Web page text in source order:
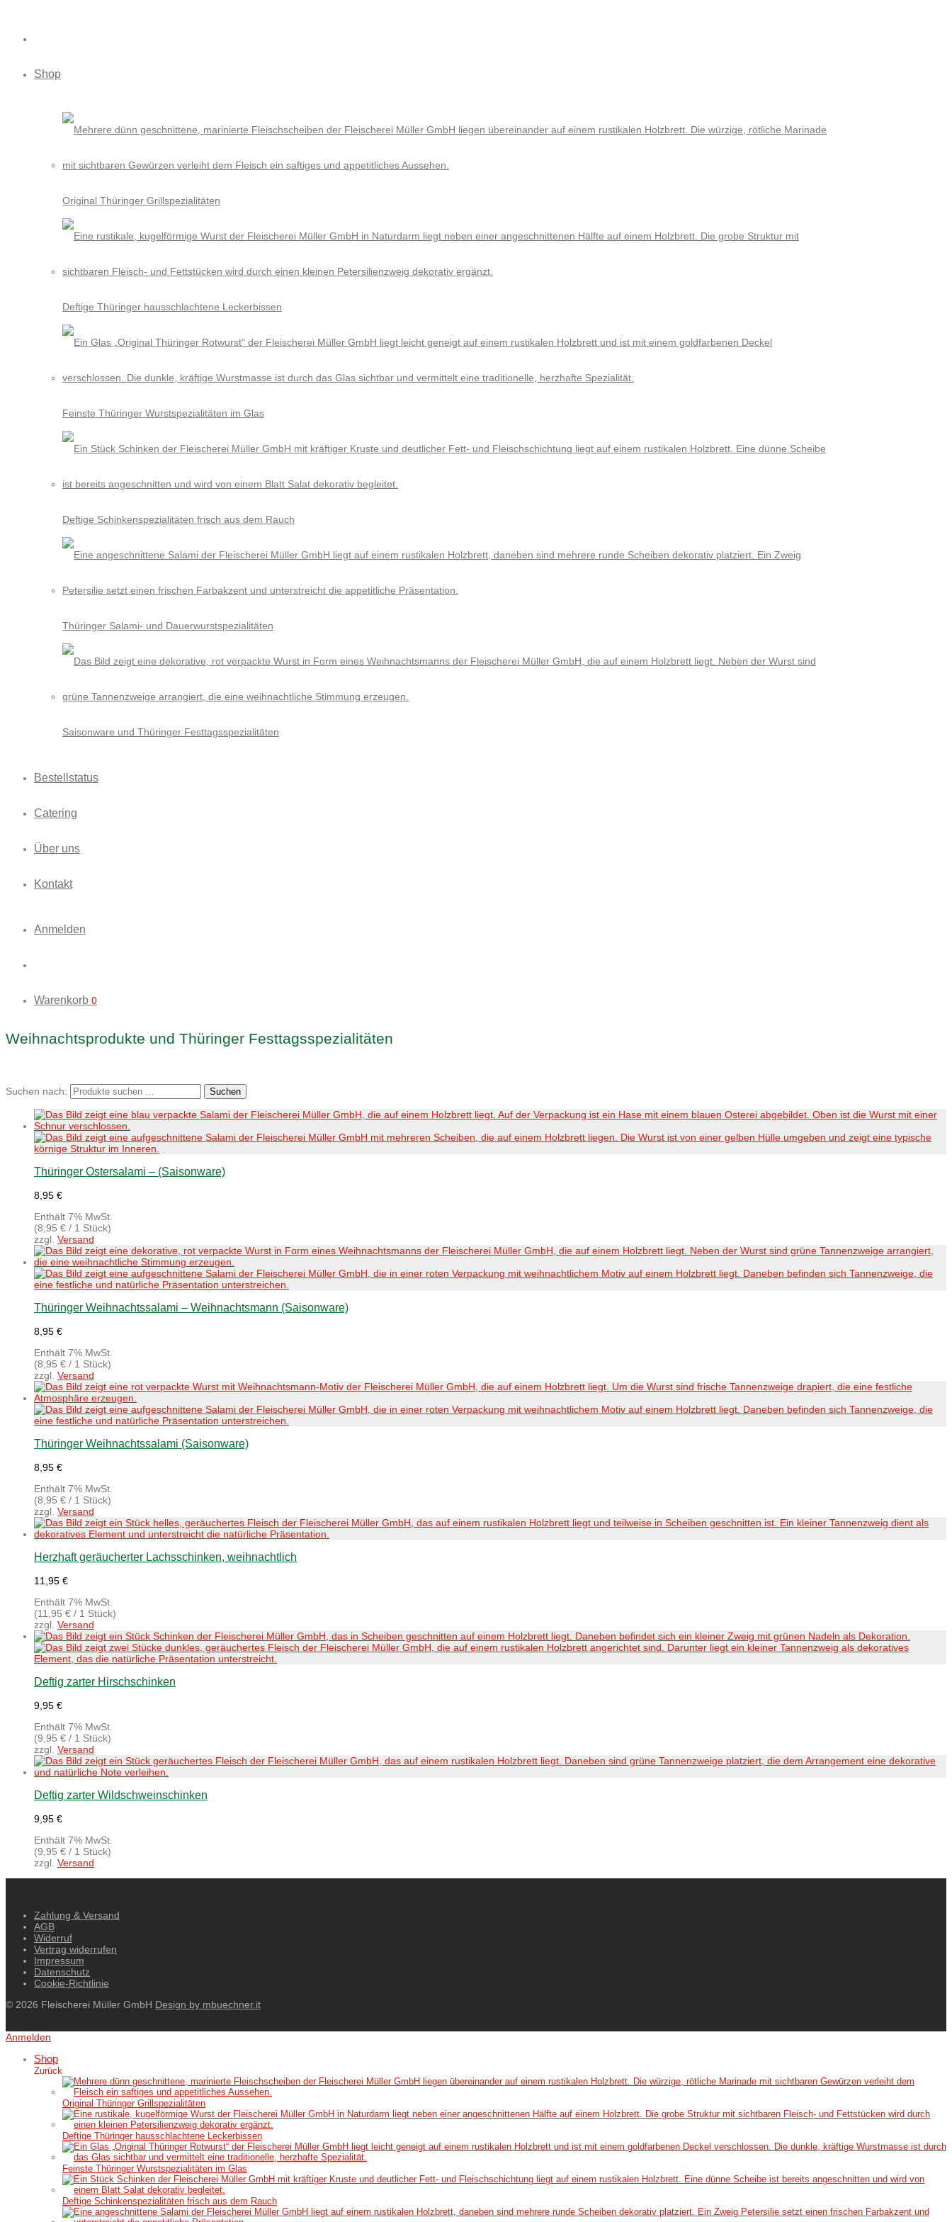
Shop
Original Thüringer Grillspezialitäten
Deftige Thüringer hausschlachtene Leckerbissen
Feinste Thüringer Wurstspezialitäten im Glas
Deftige Schinkenspezialitäten frisch aus dem Rauch
Thüringer Salami- und Dauerwurstspezialitäten
Saisonware und Thüringer Festtagsspezialitäten
Bestellstatus
Catering
Über uns
Kontakt
Anmelden
Warenkorb 0
Weihnachtsprodukte und Thüringer Festtagsspezialitäten
Suchen nach: Suchen
Thüringer Ostersalami – (Saisonware)
8,95 €
Enthält 7% MwSt.
(8,95 € / 1 Stück)
zzgl. Versand
Thüringer Weihnachtssalami – Weihnachtsmann (Saisonware)
8,95 €
Enthält 7% MwSt.
(8,95 € / 1 Stück)
zzgl. Versand
Thüringer Weihnachtssalami (Saisonware)
8,95 €
Enthält 7% MwSt.
(8,95 € / 1 Stück)
zzgl. Versand
Herzhaft geräucherter Lachsschinken, weihnachtlich
11,95 €
Enthält 7% MwSt.
(11,95 € / 1 Stück)
zzgl. Versand
Deftig zarter Hirschschinken
9,95 €
Enthält 7% MwSt.
(9,95 € / 1 Stück)
zzgl. Versand
Deftig zarter Wildschweinschinken
9,95 €
Enthält 7% MwSt.
(9,95 € / 1 Stück)
zzgl. Versand
Zahlung & Versand
AGB
Widerruf
Vertrag widerrufen
Impressum
Datenschutz
Cookie-Richtlinie
© 2026 Fleischerei Müller GmbH Design by mbuechner.it
Anmelden
Shop
Zurück
Original Thüringer Grillspezialitäten
Deftige Thüringer hausschlachtene Leckerbissen
Feinste Thüringer Wurstspezialitäten im Glas
Deftige Schinkenspezialitäten frisch aus dem Rauch